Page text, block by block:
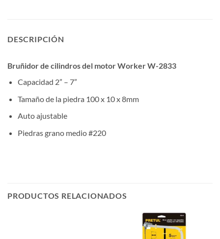
DESCRIPCIÓN
Bruñidor de cilindros del motor Worker W-2833
Capacidad 2” – 7”
Tamaño de la piedra 100 x 10 x 8mm
Auto ajustable
Piedras grano medio #220
PRODUCTOS RELACIONADOS